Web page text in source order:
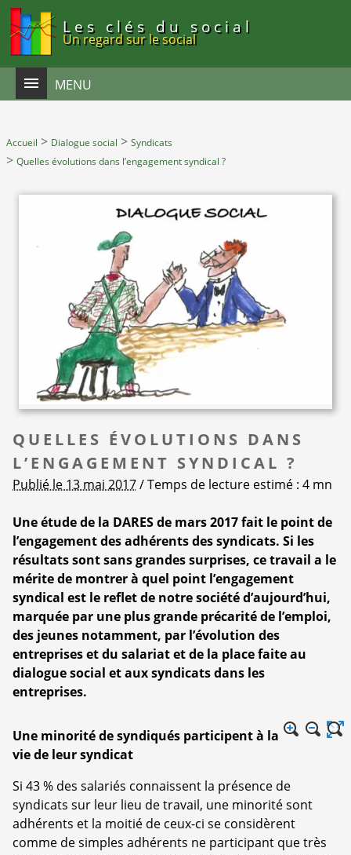
Les clés du social
Un regard sur le social
MENU
Accueil > Dialogue social > Syndicats
> Quelles évolutions dans l’engagement syndical ?
QUELLES ÉVOLUTIONS DANS
L’ENGAGEMENT SYNDICAL ?
Publié le 13 mai 2017/ Temps de lecture estimé : 4 mn
Une étude de la DARES de mars 2017 fait le point de
l’engagement des adhérents des syndicats. Si les
résultats sont sans grandes surprises, ce travail a le
mérite de montrer à quel point l’engagement
syndical est le reflet de notre société d’aujourd’hui,
marquée par une plus grande précarité de l’emploi,
des jeunes notamment, par l’évolution des
entreprises et du salariat et de la place faite au
dialogue social et aux syndicats dans les
entreprises.
Une minorité de syndiqués participent à la
vie de leur syndicat
Si 43 % des salariés connaissent la présence de
syndicats sur leur lieu de travail, une minorité sont
adhérents et la moitié de ceux-ci se considèrent
comme de simples adhérents ne participant que très
Panneau de gestion des cookies